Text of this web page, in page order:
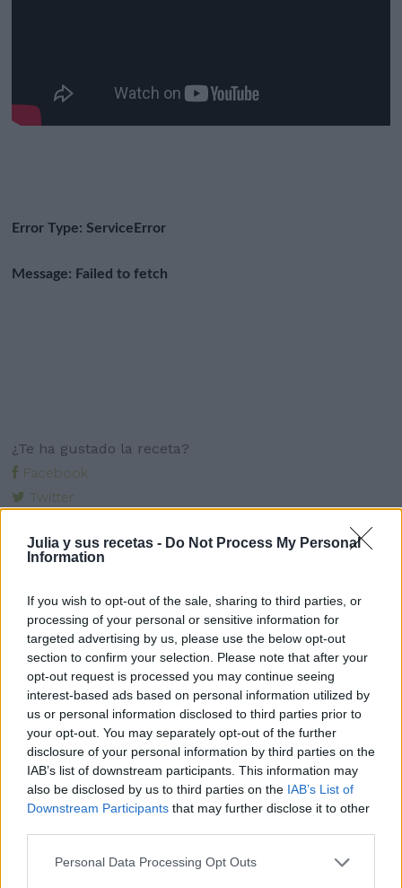
Julia y sus recetas - Do Not Process My Personal
Information
If you wish to opt-out of the sale, sharing to third parties, or
processing of your personal or sensitive information for
targeted advertising by us, please use the below opt-out
section to confirm your selection. Please note that after your
opt-out request is processed you may continue seeing
interest-based ads based on personal information utilized by
us or personal information disclosed to third parties prior to
your opt-out. You may separately opt-out of the further
disclosure of your personal information by third parties on the
IAB’s list of downstream participants. This information may
also be disclosed by us to third parties on the IAB’s List of
Downstream Participants that may further disclose it to other
Personal Data Processing Opt Outs
¿Te ha gustado la receta?
Facebook
Twitter
Imprime esta receta
Entrada más reciente Entrada antigua